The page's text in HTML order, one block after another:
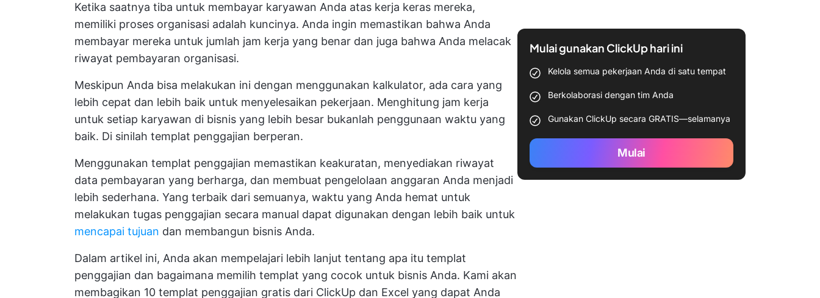
Ketika saatnya tiba untuk membayar karyawan Anda atas kerja keras mereka,
memiliki proses organisasi adalah kuncinya. Anda ingin memastikan bahwa Anda
membayar mereka untuk jumlah jam kerja yang benar dan juga bahwa Anda melacak
riwayat pembayaran organisasi.
Meskipun Anda bisa melakukan ini dengan menggunakan kalkulator, ada cara yang
lebih cepat dan lebih baik untuk menyelesaikan pekerjaan. Menghitung jam kerja
untuk setiap karyawan di bisnis yang lebih besar bukanlah penggunaan waktu yang
baik. Di sinilah templat penggajian berperan.
Menggunakan templat penggajian memastikan keakuratan, menyediakan riwayat
data pembayaran yang berharga, dan membuat pengelolaan anggaran Anda menjadi
lebih sederhana. Yang terbaik dari semuanya, waktu yang Anda hemat untuk
melakukan tugas penggajian secara manual dapat digunakan dengan lebih baik untuk
mencapai tujuan dan membangun bisnis Anda.
Dalam artikel ini, Anda akan mempelajari lebih lanjut tentang apa itu templat
penggajian dan bagaimana memilih templat yang cocok untuk bisnis Anda. Kami akan
membagikan 10 templat penggajian gratis dari ClickUp dan Excel yang dapat Anda
Mulai gunakan ClickUp hari ini
Kelola semua pekerjaan Anda di satu tempat
Berkolaborasi dengan tim Anda
Gunakan ClickUp secara GRATIS—selamanya
Mulai